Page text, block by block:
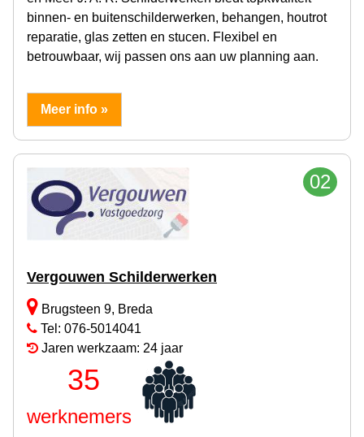
binnen- en buitenschilderwerken, behangen, houtrot
reparatie, glas zetten en stucen. Flexibel en
betrouwbaar, wij passen ons aan uw planning aan.
Meer info »
02
Vergouwen Schilderwerken
Brugsteen 9, Breda
Tel: 076-5014041
Jaren werkzaam: 24 jaar
35
werknemers